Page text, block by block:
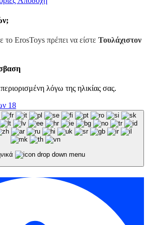
το ErosToys πρέπει να είστε Τουλάχιστον
λόγω της ηλικίας σας.
18